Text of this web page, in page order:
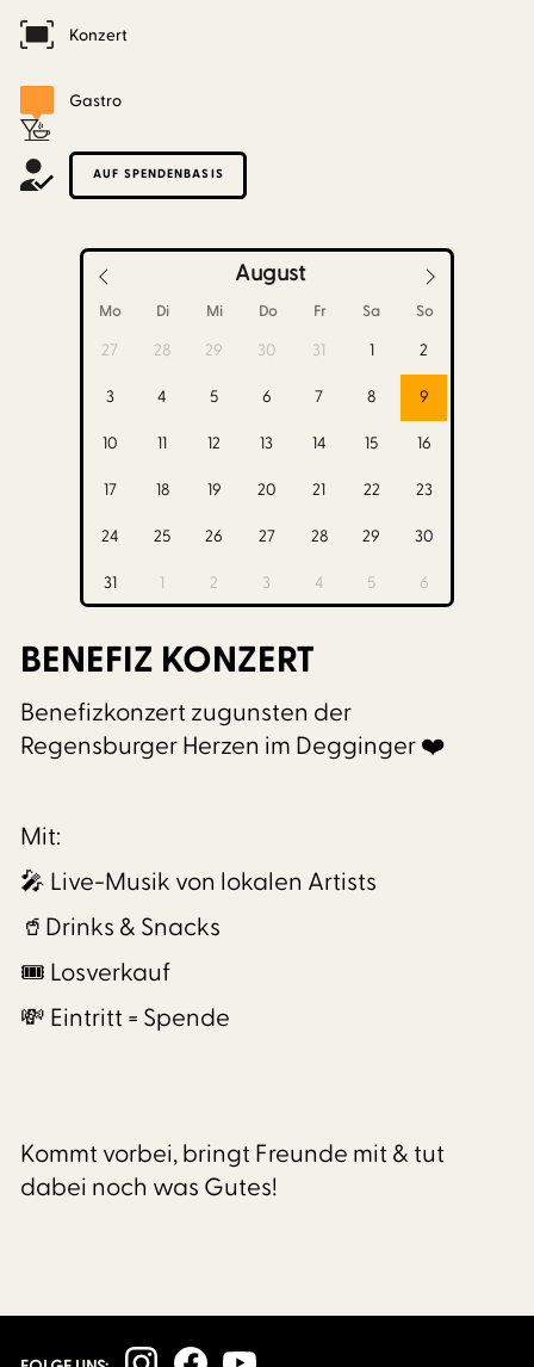
Konzert
Gastro
AUF SPENDENBASIS
August
Mo Di Mi Do Fr Sa So
27 28 29 30 31 1 2
3 4 5 6 7 8 9
10 11 12 13 14 15 16
17 18 19 20 21 22 23
24 25 26 27 28 29 30
31 1 2 3 4 5 6
BENEFIZ KONZERT
Benefizkonzert zugunsten der
Regensburger Herzen im Degginger ❤️
Mit:
🎤 Live-Musik von lokalen Artists
🥤Drinks & Snacks
🎟️ Losverkauf
💸 Eintritt = Spende
Kommt vorbei, bringt Freunde mit & tut
dabei noch was Gutes!